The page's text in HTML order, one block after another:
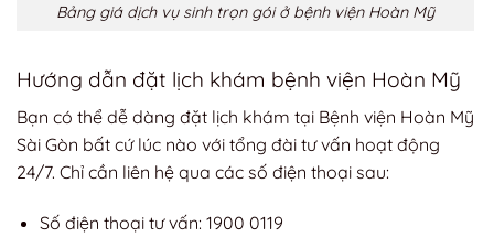
Bảng giá dịch vụ sinh trọn gói ở bệnh viện Hoàn Mỹ
Hướng dẫn đặt lịch khám bệnh viện Hoàn Mỹ
Bạn có thể dễ dàng đặt lịch khám tại Bệnh viện Hoàn Mỹ
Sài Gòn bất cứ lúc nào với tổng đài tư vấn hoạt động
24/7. Chỉ cần liên hệ qua các số điện thoại sau:
Số điện thoại tư vấn: 1900 0119